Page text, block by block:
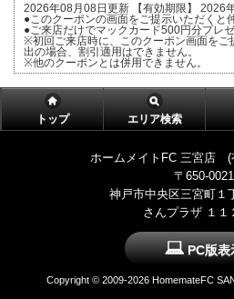
2026年08月08日更新 【有効期限】 2026
●このクーポンの画面をご提示いただくと
●ご来店だけでマックカード500円分プレゼ
※初回ご来店時に、このクーポン画面をご
出の場合、割引適用はできません。
※他のクーポンとは併用できません。
トップ エリア検索
ホームメイトFC 三宮店 (
〒650-0021
神戸市中央区三宮町１
さんプラザ １１
PC版表
Copyright © 2009-2026 HomemateFC